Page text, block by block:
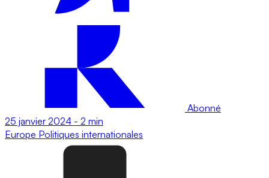
Abonné
25 janvier 2024 - 2 min
Europe Politiques internationales